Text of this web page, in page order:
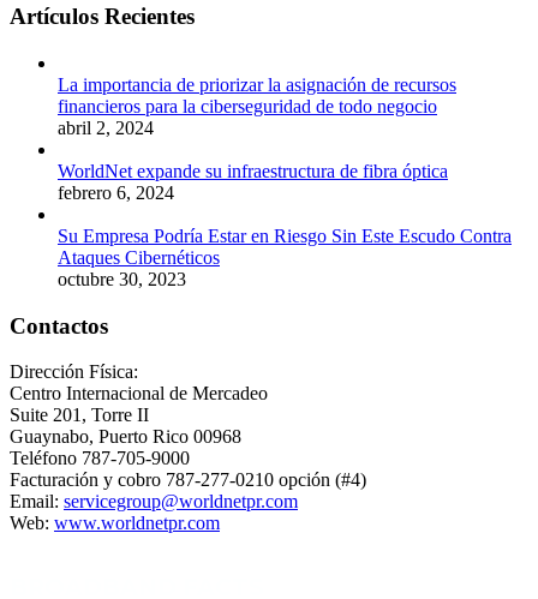
Artículos Recientes
La importancia de priorizar la asignación de recursos
financieros para la ciberseguridad de todo negocio
abril 2, 2024
WorldNet expande su infraestructura de fibra óptica
febrero 6, 2024
Su Empresa Podría Estar en Riesgo Sin Este Escudo Contra
Ataques Cibernéticos
octubre 30, 2023
Contactos
Dirección Física:
Centro Internacional de Mercadeo
Suite 201, Torre II
Guaynabo, Puerto Rico 00968
Teléfono 787-705-9000
Facturación y cobro 787-277-0210 opción (#4)
Email: servicegroup@worldnetpr.com
Web: www.worldnetpr.com